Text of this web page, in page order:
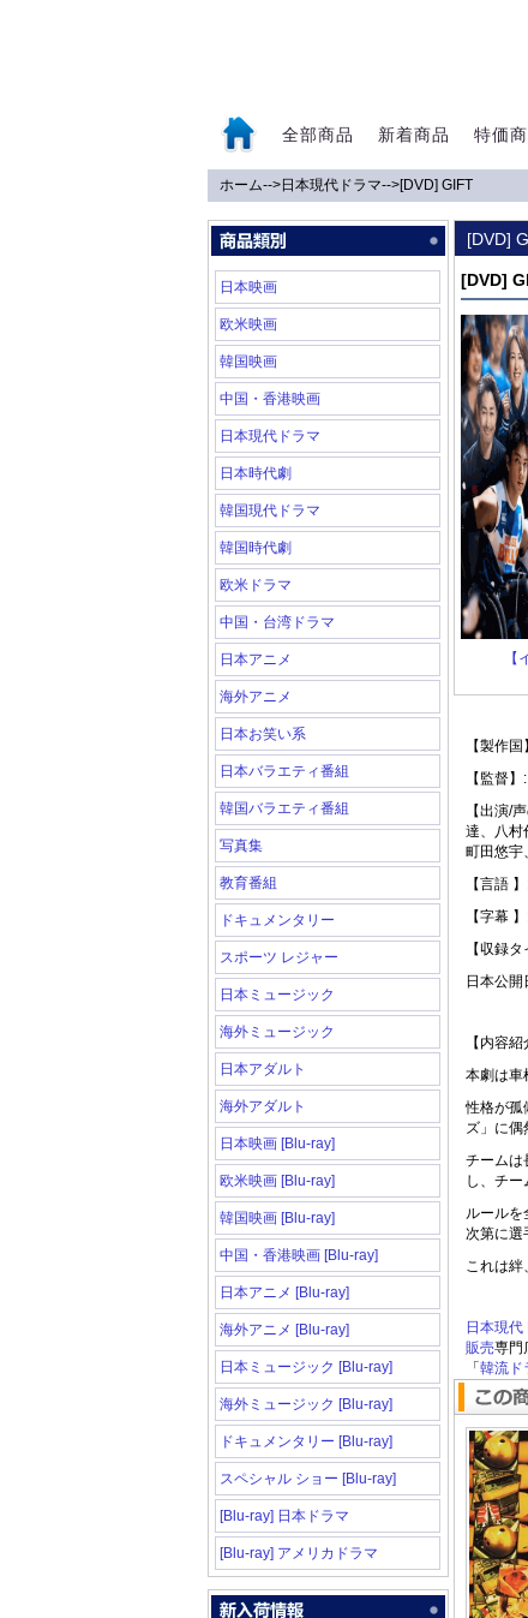
全部商品 新着商品 特価
ホーム-->日本現代ドラマ-->[DVD] GIFT
日本映画
欧米映画
韓国映画
中国・香港映画
日本現代ドラマ
日本時代劇
韓国現代ドラマ
韓国時代劇
欧米ドラマ
中国・台湾ドラマ
日本アニメ
海外アニメ
日本お笑い系
日本バラエティ番組
韓国バラエティ番組
写真集
教育番組
ドキュメンタリー
スポーツ レジャー
日本ミュージック
海外ミュージック
日本アダルト
海外アダルト
日本映画 [Blu-ray]
欧米映画 [Blu-ray]
韓国映画 [Blu-ray]
中国・香港映画 [Blu-ray]
日本アニメ [Blu-ray]
海外アニメ [Blu-ray]
日本ミュージック [Blu-ray]
海外ミュージック [Blu-ray]
ドキュメンタリー [Blu-ray]
スペシャル ショー [Blu-ray]
[Blu-ray] 日本ドラマ
[Blu-ray] アメリカドラマ
[DVD]
[DVD]
【
【製作
【監督
【出演/
達、八村
町田悠宇
【言語
【字幕
【収録
日本公
【内容紹
本劇は車
性格が孤
ズ」に偶
チームは
し、チー
ルールを
次第に選
これは絆
日本現代
販売専門
「 韓流ド
0